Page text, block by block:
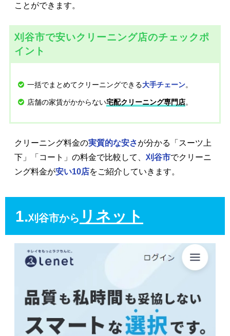
ことができます。
刈谷市で安いクリーニング店のチェックポ
イント
一括でまとめてクリーニングできる大手チェーン。
店舗の家賃がかからない宅配クリーニング専門店。
クリーニング料金の実質的な安さが分かる「スーツ上
下」「コート」の料金で比較して、 刈谷市でクリーニ
ング料金が安い10店をご紹介していきます。
1.刈谷市から リネット